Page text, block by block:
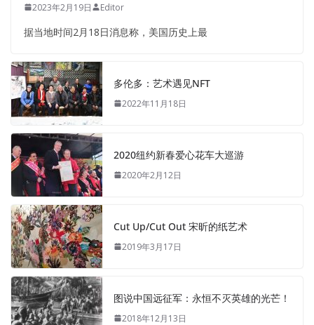
2023年2月19日 Editor
据当地时间2月18日消息称，美国历史上最
多伦多：艺术遇见NFT
2022年11月18日
2020纽约新春爱心花车大巡游
2020年2月12日
Cut Up/Cut Out 宋昕的纸艺术
2019年3月17日
图说中国远征军：永恒不灭英雄的光芒！
2018年12月13日